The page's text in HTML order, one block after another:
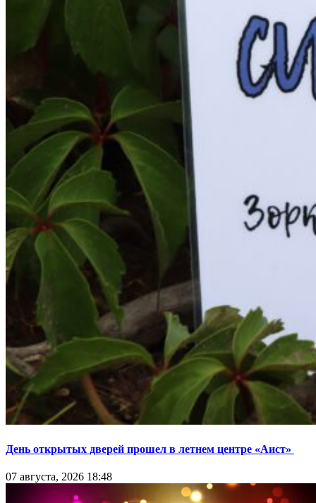
День открытых дверей прошел в летнем центре «Аист»
07 августа, 2026 18:48